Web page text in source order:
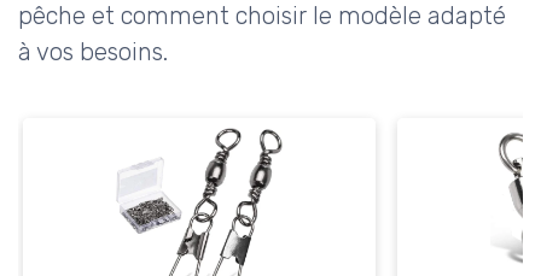
pêche et comment choisir le modèle adapté
à vos besoins.